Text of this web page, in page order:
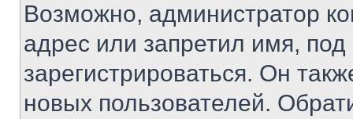
Возможно, администратор
адрес или запретил имя,
зарегистрироваться. Он
новых пользователей.